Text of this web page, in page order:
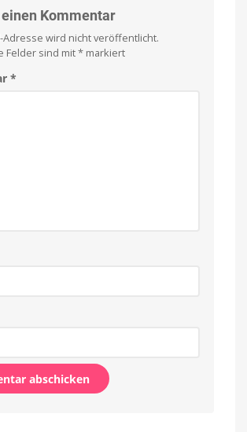
Kommentar
Adresse wird nicht veröffentlicht.
Felder sind mit* markiert
*